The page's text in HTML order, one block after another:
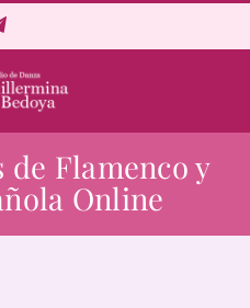
Online
de Flamenco y
Online